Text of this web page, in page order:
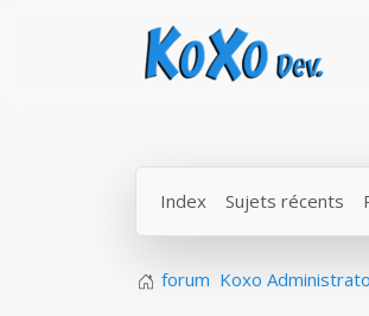
Index Sujets récents
forum Koxo